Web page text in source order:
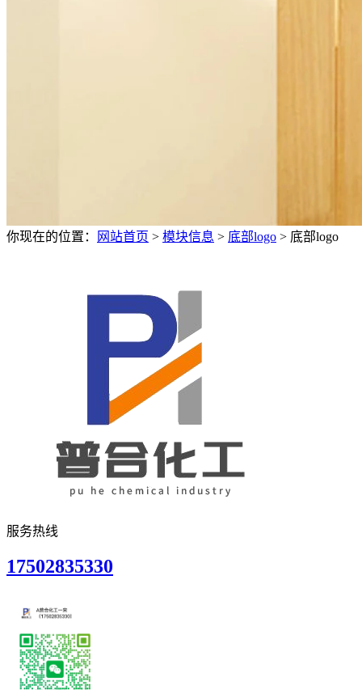
你现在的位置： 网站首页 > 模块信息 > 底部logo > 底部logo
服务热线
17502835330